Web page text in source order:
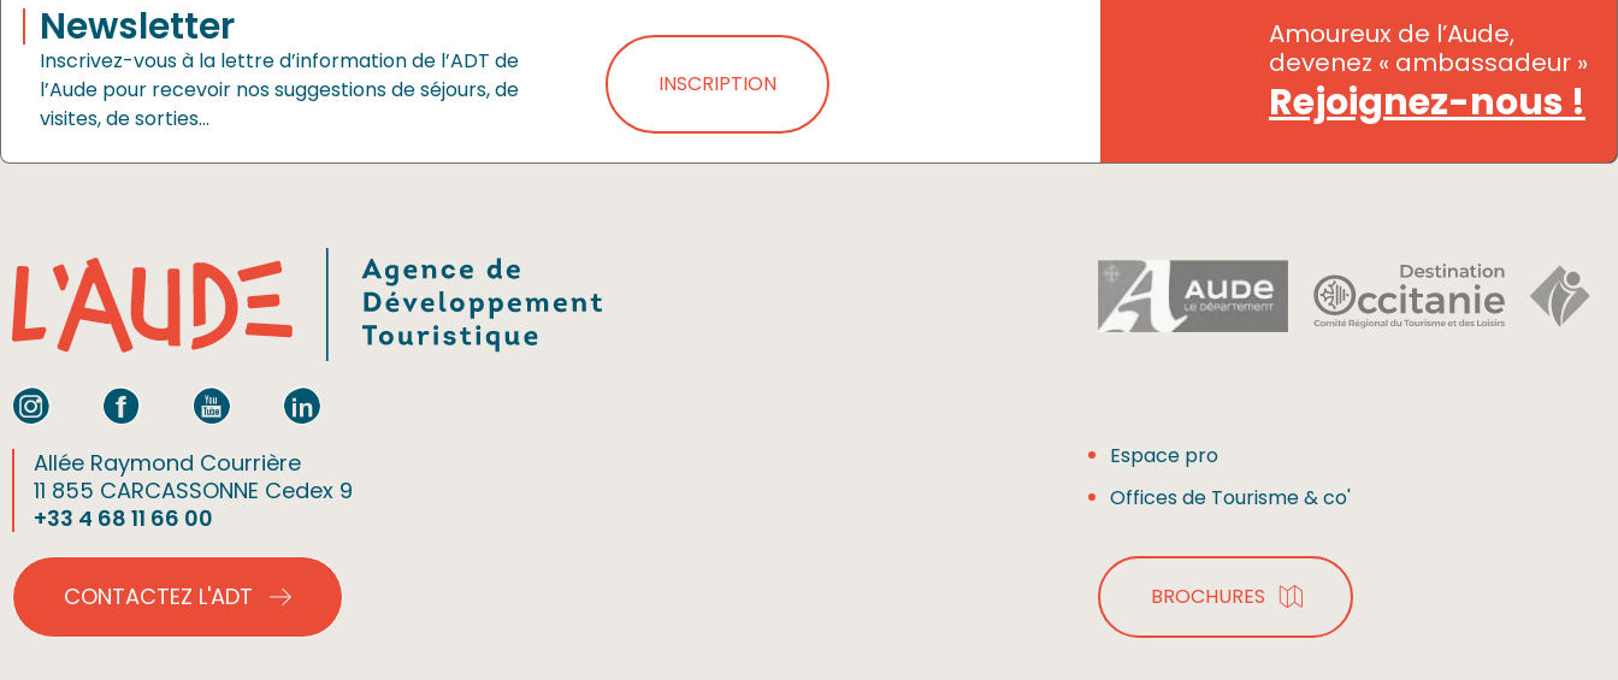
Newsletter
Inscrivez-vous à la lettre d’information de l’ADT de
l’Aude pour recevoir nos suggestions de séjours, de
visites, de sorties…
INSCRIPTION
Amoureux de l’Aude,
devenez « ambassadeur »
Rejoignez-nous !
Allée Raymond Courrière
11 855 CARCASSONNE Cedex 9
+33 4 68 11 66 00
CONTACTEZ L'ADT
Espace pro
Offices de Tourisme & co'
BROCHURES